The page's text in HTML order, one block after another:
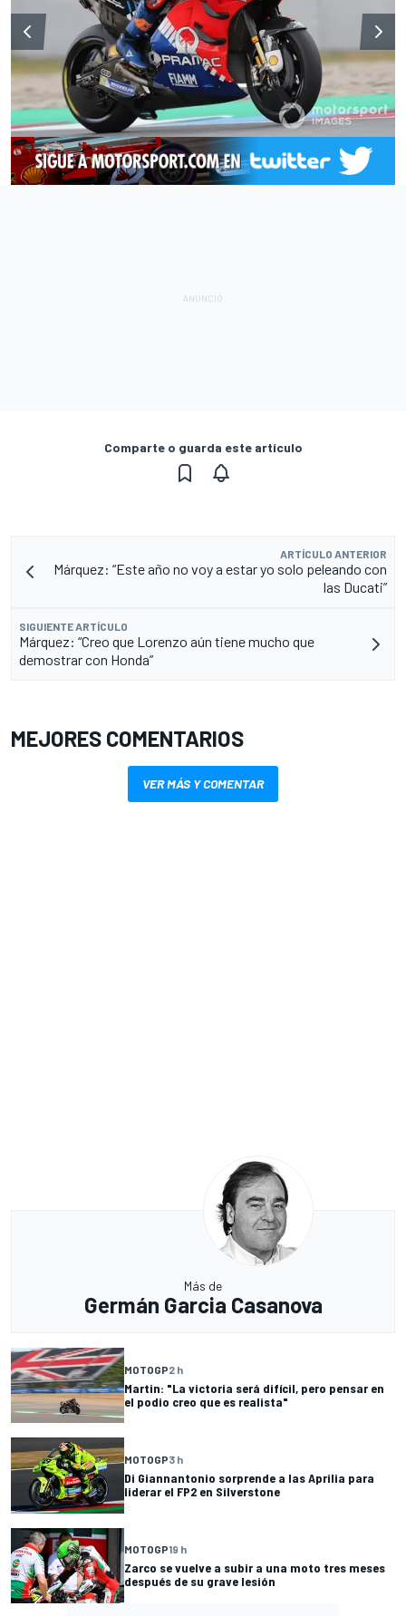
Comparte o guarda este artículo
ARTÍCULO ANTERIOR
Márquez: “Este año no voy a estar yo solo peleando con
las Ducati”
SIGUIENTE ARTÍCULO
Márquez: “Creo que Lorenzo aún tiene mucho que
demostrar con Honda”
MEJORES COMENTARIOS
VER MÁS Y COMENTAR
Más de
Germán Garcia Casanova
MOTOGP2 h
Martin: "La victoria será difícil, pero pensar en
el podio creo que es realista"
MOTOGP3 h
Di Giannantonio sorprende a las Aprilia para
liderar el FP2 en Silverstone
MOTOGP19 h
Zarco se vuelve a subir a una moto tres meses
después de su grave lesión